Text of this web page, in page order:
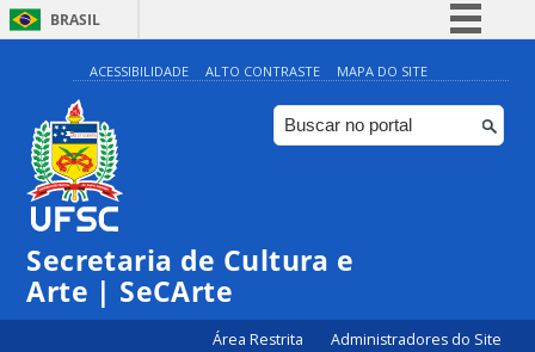
BRASIL
Simplifique!
Comunica BR
Participe
ACESSIBILIDADE ALTO CONTRASTE MAPA DO SITE
Secretaria de Cultura e
Arte | SeCArte
Área Restrita Administradores do Site
0:00
1:00